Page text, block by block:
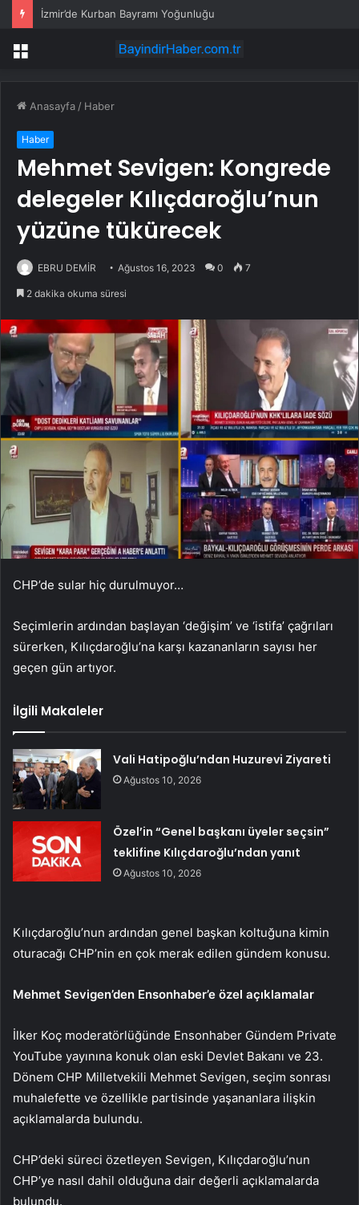
Menü
Anasayfa / Haber
Haber
Mehmet Sevigen: Kongrede
delegeler Kılıçdaroğlu’nun
yüzüne tükürecek
EBRU DEMİR Ağustos 16, 2023 0 7
2 dakika okuma süresi
CHP’de sular hiç durulmuyor…
Seçimlerin ardından başlayan ‘değişim’ ve ‘istifa’ çağrıları
sürerken, Kılıçdaroğlu’na karşı kazananların sayısı her
geçen gün artıyor.
İlgili Makaleler
Vali Hatipoğlu’ndan Huzurevi Ziyareti
Ağustos 10, 2026
Özel’in “Genel başkanı üyeler seçsin”
teklifine Kılıçdaroğlu’ndan yanıt
Ağustos 10, 2026
Kılıçdaroğlu’nun ardından genel başkan koltuğuna kimin
oturacağı CHP’nin en çok merak edilen gündem konusu.
Mehmet Sevigen’den Ensonhaber’e özel açıklamalar
İlker Koç moderatörlüğünde Ensonhaber Gündem Private
YouTube yayınına konuk olan eski Devlet Bakanı ve 23.
Dönem CHP Milletvekili Mehmet Sevigen, seçim sonrası
muhalefette ve özellikle partisinde yaşananlara ilişkin
açıklamalarda bulundu.
CHP’deki süreci özetleyen Sevigen, Kılıçdaroğlu’nun
CHP’ye nasıl dahil olduğuna dair değerli açıklamalarda
bulundu.